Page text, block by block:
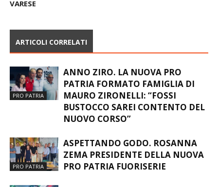
PRO PATRIA
PATRIA FORMATO FAMIGLIA DI
MAURO ZIRONELLI: “FOSSI
BUSTOCCO SAREI CONTENTO DEL
NUOVO CORSO”
PRO PATRIA
ZEMA PRESIDENTE DELLA NUOVA
PRO PATRIA FUORISERIE